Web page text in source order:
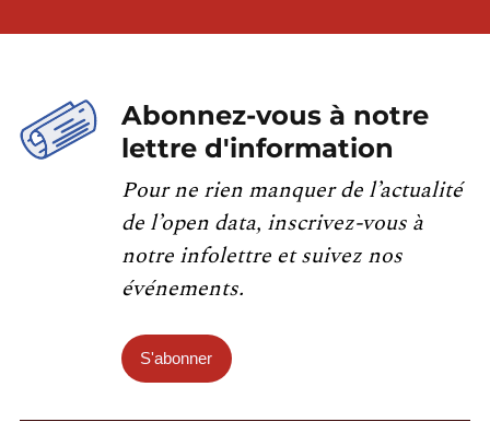
Abonnez-vous à notre
lettre d'information
Pour ne rien manquer de l’actualité
de l’open data, inscrivez-vous à
notre infolettre et suivez nos
événements.
S'abonner